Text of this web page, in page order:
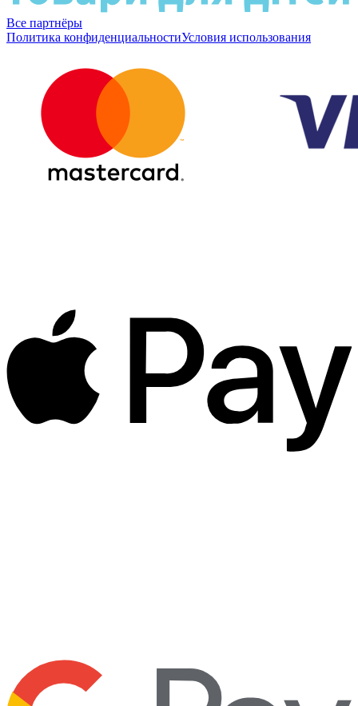
Все партнёры
Политика конфиденциальностиУсловия использования